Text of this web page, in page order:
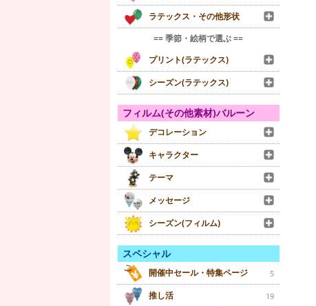
ラテックス・その他形状
== 季節・絵柄で選ぶ ==
プリント(ラテックス)
シーズン(ラテックス)
フィルム(その他素材)バルーン
デコレーション
キャラクター
テーマ
メッセージ
シーズン(フィルム)
スペシャル
開催中セール・特集ページ 5
推し活 19